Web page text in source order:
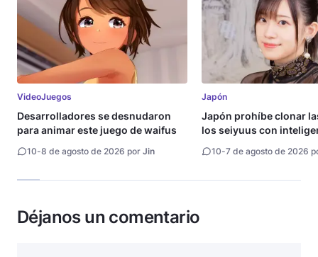
VideoJuegos
Desarrolladores se desnudaron
para animar este juego de waifus
10-8 de agosto de 2026 por Jin
Japón
Japón prohíbe clonar
los seiyuus con
10-7 de agosto de 2026
Déjanos un comentario